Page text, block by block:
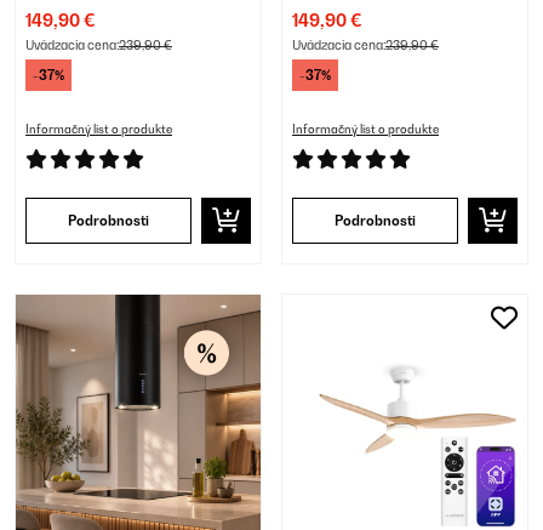
149,90 €
Uvádzacia cena:239,90 €
-37%
Informačný list o produkte
Podrobnosti
149,90 €
Uvádzacia cena:239,90 €
-37%
Informačný list o produkte
Podrobnosti